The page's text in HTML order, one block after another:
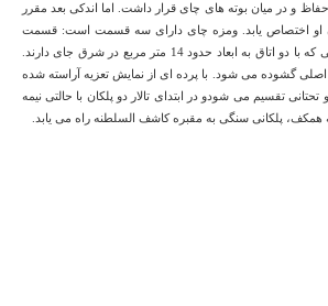
و در میان بوته های چای قرار داشت. اما اندکی بعد مقرر
شان او اختصاص یابد. ومزه چای دارای سه قسمت است: قسمت
آرامگاه که با برجی مرتفع و چهار گوش در غرب و سالن اصلی که با دو اتاق به ابعاد حدود 14 متر مربع در شرق جای دارند.
اصلی گشوده می شود. با پرده ای از نمایش تعزیه آراسته شده
تقسیم می شودو در ابتدای تالار دو پلکان با حالتی نیمه
همکف، پلکانی سنگی به مقبره کاشف السلطنه راه می یابد.